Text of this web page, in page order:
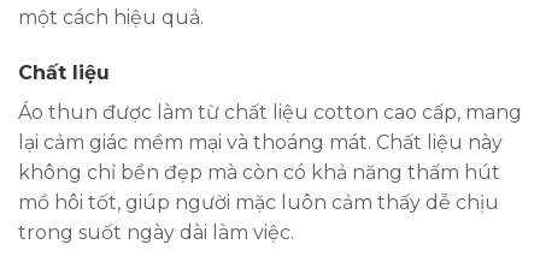
một cách hiệu quả.
Chất liệu
Áo thun được làm từ chất liệu cotton cao cấp, mang
lại cảm giác mềm mại và thoáng mát. Chất liệu này
không chỉ bền đẹp mà còn có khả năng thấm hút
mồ hôi tốt, giúp người mặc luôn cảm thấy dễ chịu
trong suốt ngày dài làm việc.